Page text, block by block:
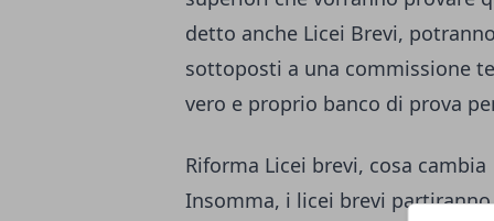
detto anche Licei Brevi,
sottoposti a una commissione
vero e proprio banco di prova
Riforma Licei brevi, cosa cambia
Insomma, i licei brevi partiranno